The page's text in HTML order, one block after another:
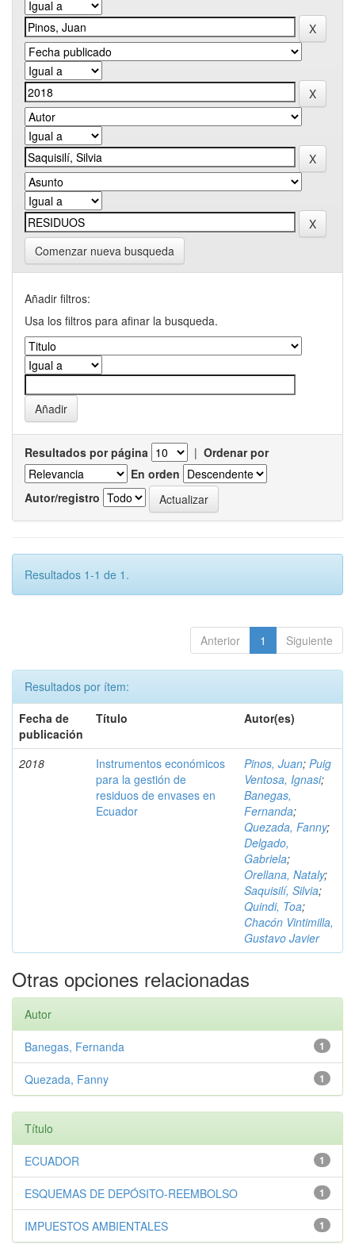
Comenzar nueva busqueda
Añadir filtros:
Usa los filtros para afinar la busqueda.
Resultados por página | Ordenar por
En orden
Autor/registro
Resultados 1-1 de 1.
Anterior 1 Siguiente
Resultados por ítem:
Fecha de
publicación
Título Autor(es)
2018
Instrumentos económicos
para la gestión de
residuos de envases en
Ecuador
Pinos, Juan; Puig
Ventosa, Ignasi;
Banegas,
Fernanda;
Quezada, Fanny;
Delgado,
Gabriela;
Orellana, Nataly;
Saquisilí, Silvia;
Quindi, Toa;
Chacón Vintimilla,
Gustavo Javier
Otras opciones relacionadas
Autor
1
Banegas, Fernanda
1
Quezada, Fanny
Título
1
ECUADOR
1
ESQUEMAS DE DEPÓSITO-REEMBOLSO
1
IMPUESTOS AMBIENTALES